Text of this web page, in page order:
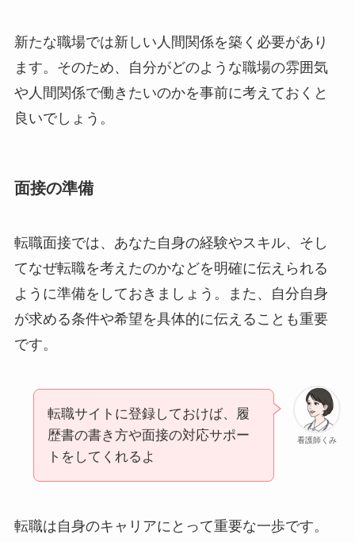
新たな職場では新しい人間関係を築く必要があり
ます。そのため、自分がどのような職場の雰囲気
や人間関係で働きたいのかを事前に考えておくと
良いでしょう。
面接の準備
転職面接では、あなた自身の経験やスキル、そし
てなぜ転職を考えたのかなどを明確に伝えられる
ように準備をしておきましょう。また、自分自身
が求める条件や希望を具体的に伝えることも重要
です。
看護師くみ
転職サイトに登録しておけば、履
歴書の書き方や面接の対応サポー
トをしてくれるよ
転職は自身のキャリアにとって重要な一歩です。